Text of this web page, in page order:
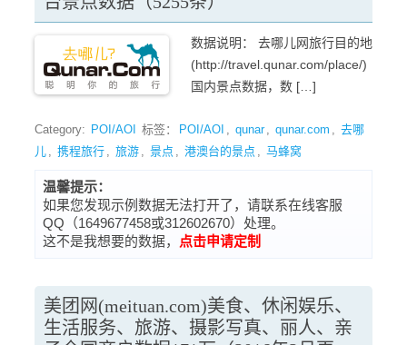
数据说明： 去哪儿网旅行目的地
(http://travel.qunar.com/place/)
国内景点数据，数 […]
Category: POI/AOI 标签： POI/AOI , qunar , qunar.com , 去哪
儿 , 携程旅行 , 旅游 , 景点 , 港澳台的景点 , 马蜂窝
温馨提示：
如果您发现示例数据无法打开了，请联系在线客服
QQ（1649677458或312602670）处理。
这不是我想要的数据，
点击申请定制
美团网(meituan.com)美食、休闲娱乐、
生活服务、旅游、摄影写真、丽人、亲